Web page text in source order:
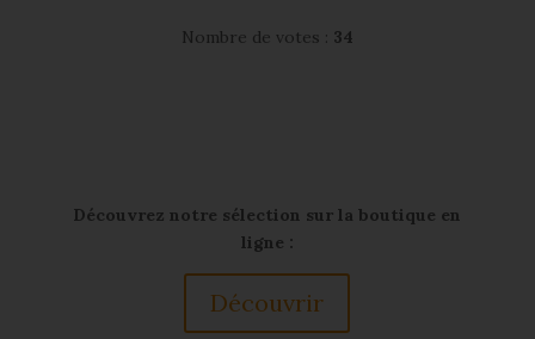
Nombre de votes : 34
Découvrez notre sélection sur la boutique en
ligne :
Découvrir